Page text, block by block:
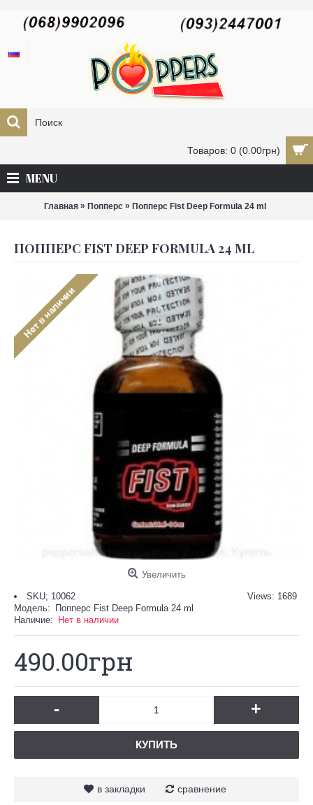
Товаров: 0 (0.00грн)
MENU
Главная » Попперс » Попперс Fist Deep Formula 24 ml
ПОППЕРС FIST DEEP FORMULA 24 ML
Увеличить
Views: 1689
SKU; 10062
Модель:
Попперс Fist Deep Formula 24 ml
Наличие:
Нет в наличии
490.00грн
- +
КУПИТЬ
в закладки сравнение